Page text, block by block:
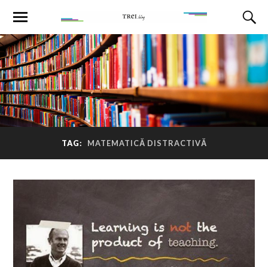
TAG: MATEMATICĂ DISTRACTIVĂ